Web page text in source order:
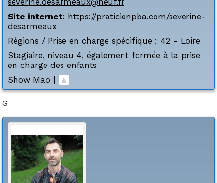
severine.desarmeaux@neuf.fr
Site internet: https://praticienpba.com/severine-
desarmeaux
Régions / Prise en charge spécifique : 42 - Loire
Stagiaire, niveau 4, également formée à la prise
en charge des enfants
Show Map
G